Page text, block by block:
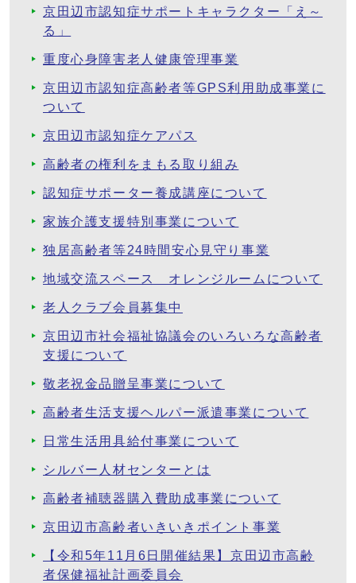
京田辺市認知症サポートキャラクター「え～
る」
重度心身障害老人健康管理事業
京田辺市認知症高齢者等GPS利用助成事業に
ついて
京田辺市認知症ケアパス
高齢者の権利をまもる取り組み
認知症サポーター養成講座について
家族介護支援特別事業について
独居高齢者等24時間安心見守り事業
地域交流スペース オレンジルームについて
老人クラブ会員募集中
京田辺市社会福祉協議会のいろいろな高齢者
支援について
敬老祝金品贈呈事業について
高齢者生活支援ヘルパー派遣事業について
日常生活用具給付事業について
シルバー人材センターとは
高齢者補聴器購入費助成事業について
京田辺市高齢者いきいきポイント事業
【令和5年11月6日開催結果】京田辺市高齢
者保健福祉計画委員会